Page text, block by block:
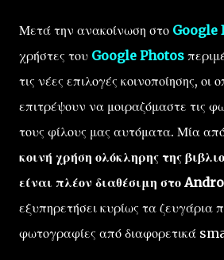
Μετά την ανακοίνωση στο Google
χρήστες του Google Photos
τις νέες επιλογές κοινοποίησης, οι
επιτρέψουν να μοιραζόμαστε τις
τους φίλους μας αυτόματα. Μία
κοινή χρήση ολόκληρης της
είναι πλέον διαθέσιμη στο
εξυπηρετήσει κυρίως τα ζευγάρια
φωτογραφίες από διαφορετικά